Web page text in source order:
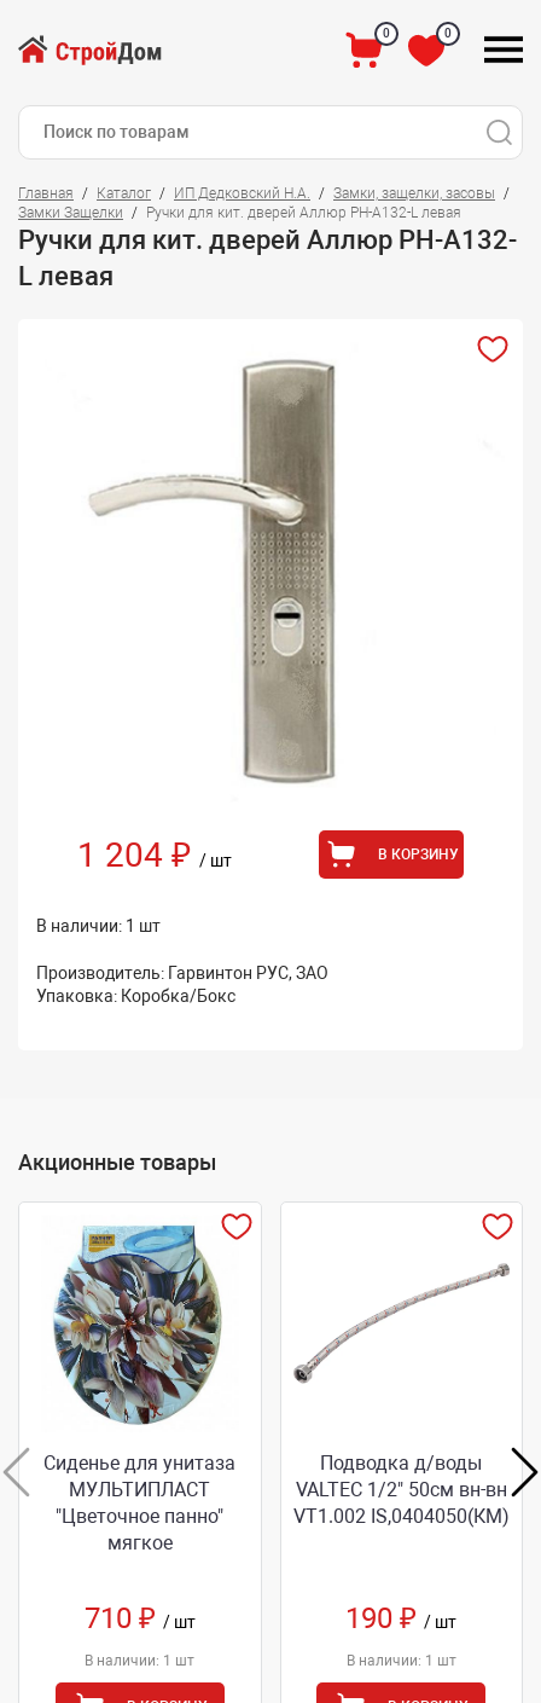
0 0
Главная Каталог ИП Дедковский Н.А.
Замки, защелки, засовы
Замки Защелки
Ручки для кит. дверей Аллюр PH-A132-L левая
Ручки для кит. дверей Аллюр PH-A132-
L левая
1 204 ₽ / шт В КОРЗИНУ
В наличии: 1 шт
Производитель: Гарвинтон РУС, ЗАО
Упаковка: Коробка/Бокс
Акционные товары
Сиденье для унитаза
МУЛЬТИПЛАСТ
"Цветочное панно"
мягкое
710 ₽ / шт
В наличии: 1 шт
Подводка д/воды
VALTEC 1/2" 50см вн-вн
VТ1.002 IS,0404050(КМ)
190 ₽/ шт
В наличии: 1 шт